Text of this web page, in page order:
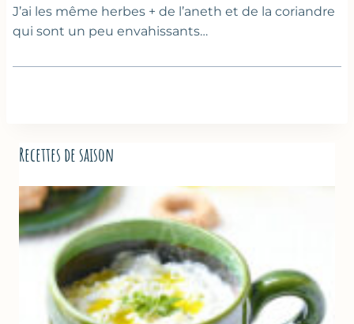
J’ai les même herbes + de l’aneth et de la coriandre
qui sont un peu envahissants…
Recettes de saison